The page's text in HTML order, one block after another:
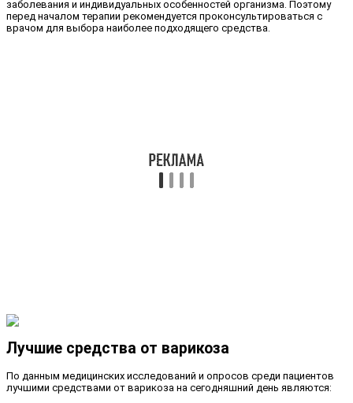
заболевания и индивидуальных особенностей организма. Поэтому
перед началом терапии рекомендуется проконсультироваться с
врачом для выбора наиболее подходящего средства.
Лучшие средства от варикоза
По данным медицинских исследований и опросов среди пациентов
лучшими средствами от варикоза на сегодняшний день являются: